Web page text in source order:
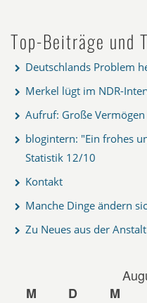
Top-Beiträge und
Deutschlands Problem
Merkel lügt im NDR-
Aufruf: Große
blogintern: "Ein frohes
Statistik 12/10
Kontakt
Manche Dinge ändern
Zu Neues aus der
M
D M